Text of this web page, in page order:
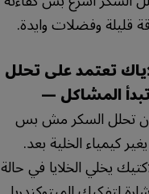
قليلة وفضلات وايدة.
تعتمد على تحلل
المشاكل —
تحلل السكر مش بس
كيمياء الخلية بعد.
يخلي الخلايا في حالة